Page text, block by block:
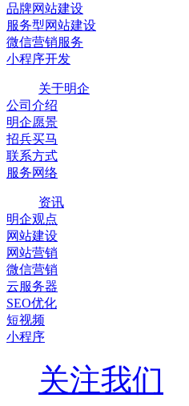
品牌网站建设
服务型网站建设
微信营销服务
小程序开发
关于明企
公司介绍
明企愿景
招兵买马
联系方式
服务网络
资讯
明企观点
网站建设
网站营销
微信营销
云服务器
SEO优化
短视频
小程序
关注我们